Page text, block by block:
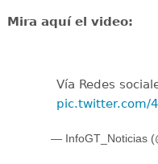
Mira aquí el video:
Vía Redes
pic.twitter.com/
— InfoGT_Noticias